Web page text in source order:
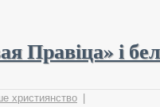
Правіца» і
християнство